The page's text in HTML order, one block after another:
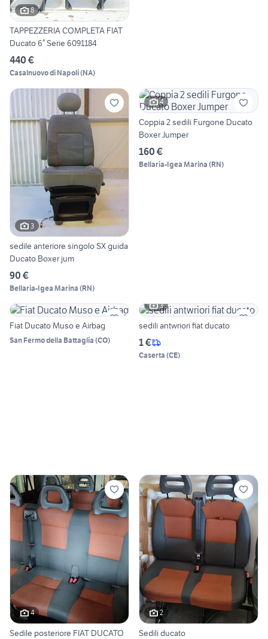
8
TAPPEZZERIA COMPLETA FIAT
Ducato 6° Serie 6091184
440 €
Casalnuovo di Napoli(NA)
3
sedile anteriore singolo SX guida
Ducato Boxer jum
90 €
Bellaria-Igea Marina (RN)
4
Coppia 2 sedili Furgone Ducato
Boxer Jumper
160 €
Bellaria-Igea Marina (RN)
Fiat Ducato Muso e Airbag
San Fermo della Battaglia (CO)
3
sedili antwriori fiat ducato
1 €
Caserta (CE)
4
Sedile posteriore FIAT DUCATO
2
Sedili ducato